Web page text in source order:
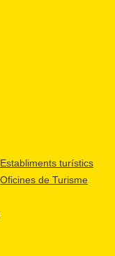
Establiments turístics
Oficines de Turisme